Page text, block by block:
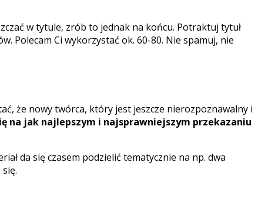
w tytule, zrób to jednak na końcu. Potraktuj tytuł
Polecam Ci wykorzystać ok. 60-80. Nie spamuj, nie
że nowy twórca, który jest jeszcze nierozpoznawalny i
na jak najlepszym i najsprawniejszym przekazaniu
da się czasem podzielić tematycznie na np. dwa